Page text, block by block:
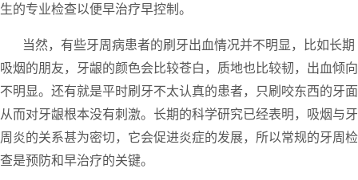
生的专业检查以便早治疗早控制。
当然，有些牙周病患者的刷牙出血情况并不明显，比如长期
吸烟的朋友，牙龈的颜色会比较苍白，质地也比较韧，出血倾向
不明显。还有就是平时刷牙不太认真的患者，只刷咬东西的牙面
从而对牙龈根本没有刺激。长期的科学研究已经表明，吸烟与牙
周炎的关系甚为密切，它会促进炎症的发展，所以常规的牙周检
查是预防和早治疗的关键。